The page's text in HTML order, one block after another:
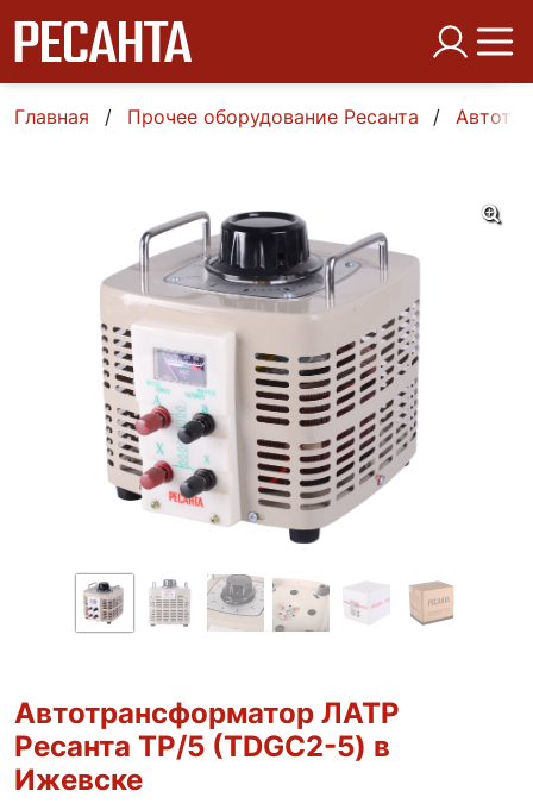
Главная Прочее оборудование Ресанта
Автотрансформатор ЛАТР
Ресанта ТР/5 (TDGC2-5) в
Ижевске